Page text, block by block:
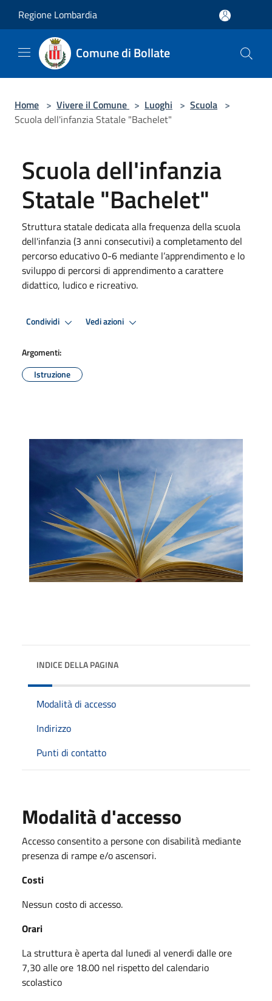
Regione Lombardia
Comune di Bollate
Home > Vivere il Comune > Luoghi > Scuola >
Scuola dell'infanzia Statale "Bachelet"
Scuola dell'infanzia
Statale "Bachelet"
Struttura statale dedicata alla frequenza della scuola
dell'infanzia (3 anni consecutivi) a completamento del
percorso educativo 0-6 mediante l’apprendimento e lo
sviluppo di percorsi di apprendimento a carattere
didattico, ludico e ricreativo.
Condividi Vedi azioni
Argomenti:
Istruzione
INDICE DELLA PAGINA
Modalità di accesso
Indirizzo
Punti di contatto
Modalità d'accesso
Accesso consentito a persone con disabilità mediante
presenza di rampe e/o ascensori.
Costi
Nessun costo di accesso.
Orari
La struttura è aperta dal lunedi al venerdi dalle ore
7,30 alle ore 18.00 nel rispetto del calendario
scolastico